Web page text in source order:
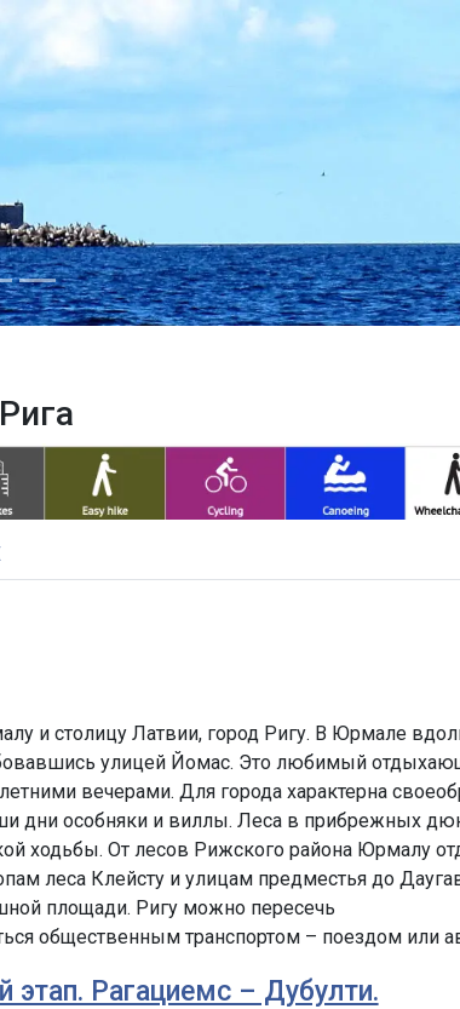
и столицу Латвии, город Ригу. В Юрмале
улицей Йомас. Это любимый
вечерами. Для города характерна
дни особняки и виллы. Леса в прибрежных
ходьбы. От лесов Рижского района Юрмалу
леса Клейсту и улицам предместья до
площади. Ригу можно пересечь
общественным транспортом – поездом или
этап. Рагациемс – Дубулти.